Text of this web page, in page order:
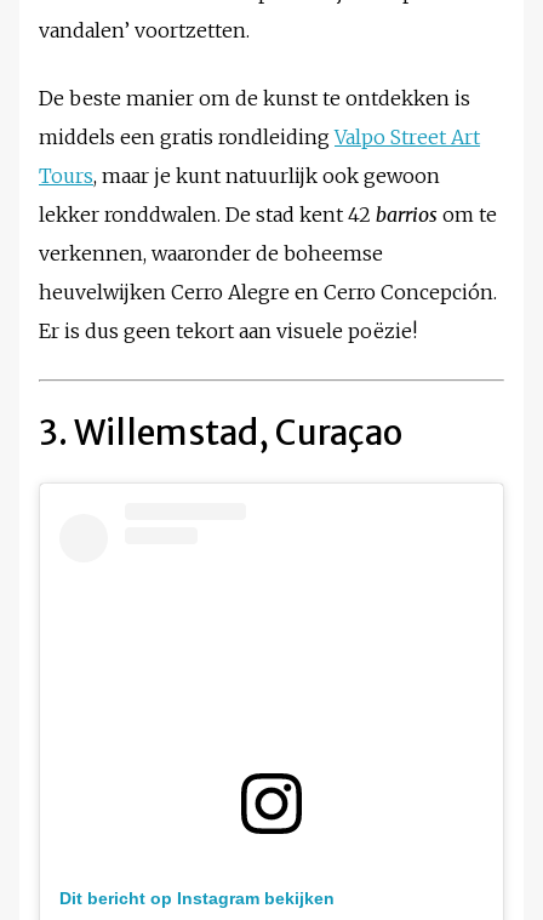
vandalen’ voortzetten.
De beste manier om de kunst te ontdekken is
middels een gratis rondleidingValpo Street Art
Tours, maar je kunt natuurlijk ook gewoon
lekker ronddwalen. De stad kent 42 barrios om te
verkennen, waaronder de boheemse
heuvelwijken Cerro Alegre en Cerro Concepción.
Er is dus geen tekort aan visuele poëzie!
3. Willemstad, Curaçao
Dit bericht op Instagram bekijken